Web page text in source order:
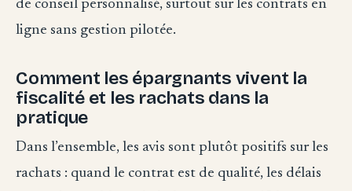
de conseil personnalisé, surtout sur les contrats en
ligne sans gestion pilotée.
Comment les épargnants vivent la
fiscalité et les rachats dans la
pratique
Dans l’ensemble, les avis sont plutôt positifs sur les
rachats : quand le contrat est de qualité, les délais